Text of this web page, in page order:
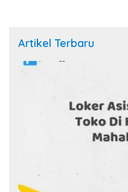
Artikel Terbaru